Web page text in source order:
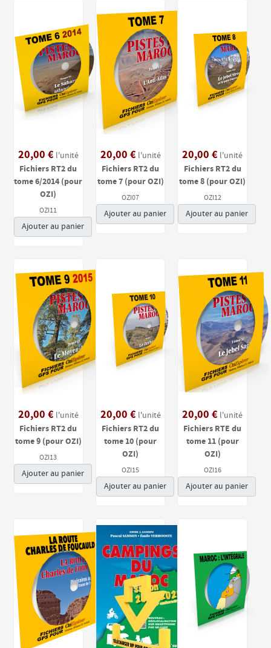
20,00 € l'unité
Fichiers RT2 du
tome 6/2014 (pour
OZI)
OZI11
Ajouter au panier
20,00 € l'unité
Fichiers RT2 du
tome 7 (pour OZI)
OZI07
Ajouter au panier
20,00 € l'unité
Fichiers RT2 du
tome 8 (pour OZI)
OZI12
Ajouter au panier
20,00 € l'unité
Fichiers RT2 du
tome 9 (pour OZI)
OZI13
Ajouter au panier
20,00 € l'unité
Fichiers RT2 du
tome 10 (pour
OZI)
OZI15
Ajouter au panier
20,00 € l'unité
Fichiers RTE du
tome 11 (pour
OZI)
OZI16
Ajouter au panier